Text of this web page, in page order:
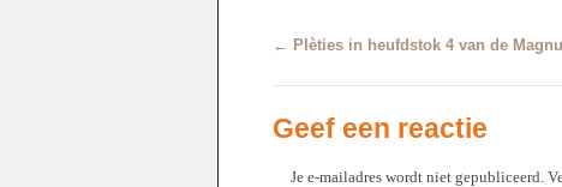
← Plèties in heufdstok 4 van de
Geef een reactie
Je e-mailadres wordt niet gepubliceerd.